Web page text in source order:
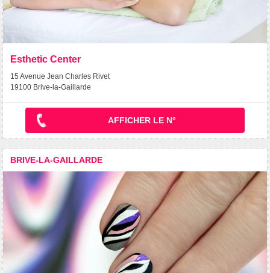
Esthetic Center
15 Avenue Jean Charles Rivet
19100 Brive-la-Gaillarde
AFFICHER LE N°
BRIVE-LA-GAILLARDE